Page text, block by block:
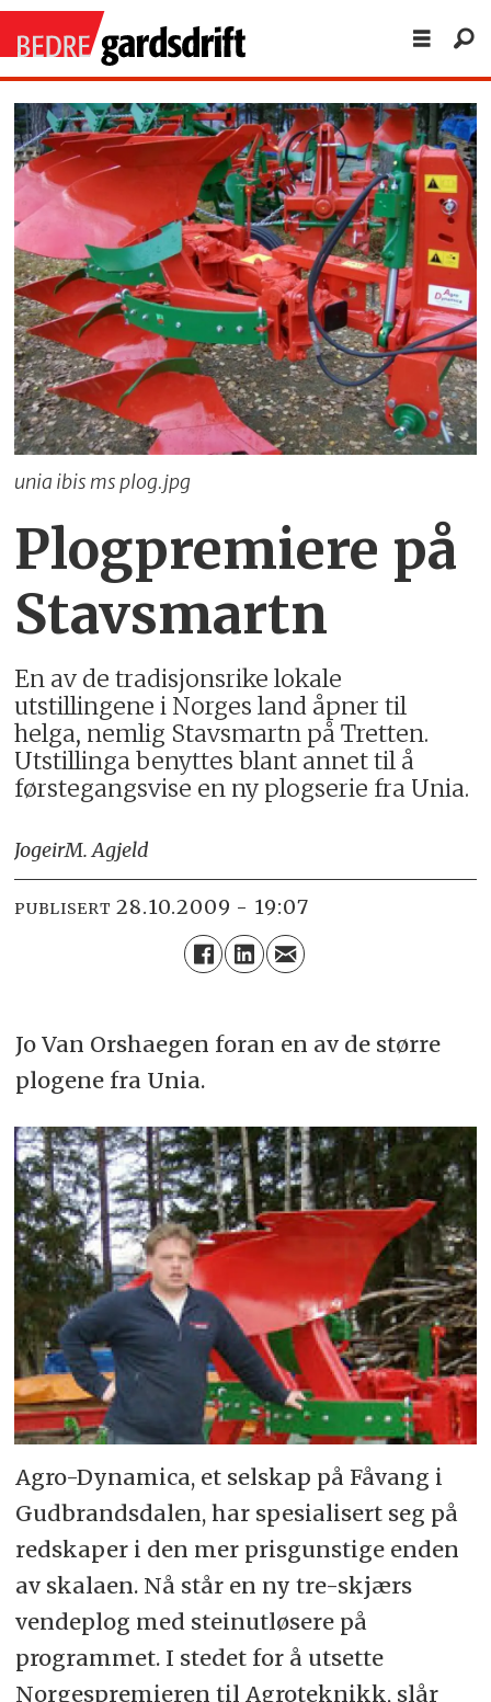
unia ibis ms plog.jpg
Plogpremiere på
Stavsmartn
En av de tradisjonsrike lokale
utstillingene i Norges land åpner til
helga, nemlig Stavsmartn på Tretten.
Utstillinga benyttes blant annet til å
førstegangsvise en ny plogserie fra Unia.
JogeirM. Agjeld
PUBLISERT 28.10.2009 - 19:07
Jo Van Orshaegen foran en av de større
plogene fra Unia.
Agro-Dynamica, et selskap på Fåvang i
Gudbrandsdalen, har spesialisert seg på
redskaper i den mer prisgunstige enden
av skalaen. Nå står en ny tre-skjærs
vendeplog med steinutløsere på
programmet. I stedet for å utsette
Norgespremieren til Agroteknikk, slår